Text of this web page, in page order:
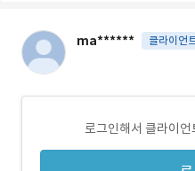
ma****** 클라이언
로그인해서 클라이